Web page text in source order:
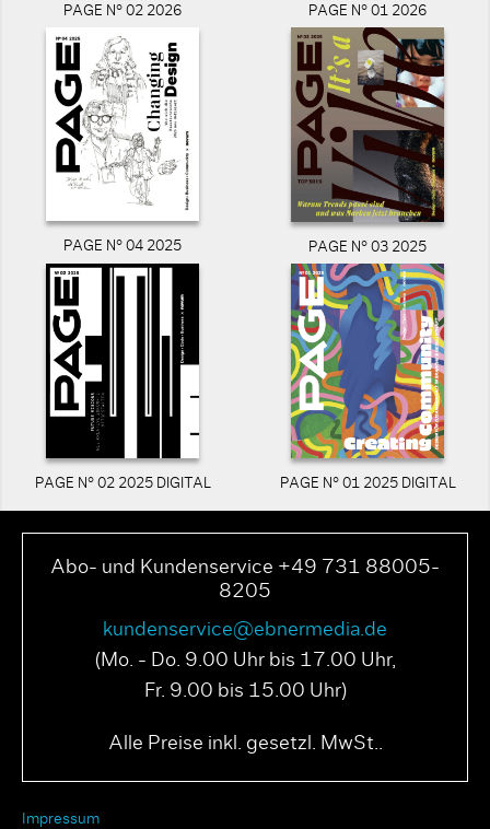
PAGE N° 02 2026 PAGE N° 01 2026
PAGE N° 04 2025 PAGE N° 03 2025
PAGE N° 02 2025 DIGITAL PAGE N° 01 2025 DIGITAL
Abo- und Kundenservice +49 731 88005-
8205
kundenservice@ebnermedia.de
(Mo. - Do. 9.00 Uhr bis 17.00 Uhr,
Fr. 9.00 bis 15.00 Uhr)
Alle Preise inkl. gesetzl. MwSt..
Impressum